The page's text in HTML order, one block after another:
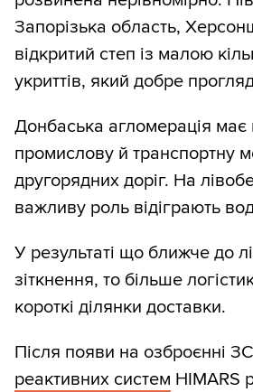
Запорізька область,
відкритий степ із малою
укриттів, який добре
Донбаська агломерація має
промислову й транспортну
другорядних доріг. На
важливу роль відіграють
У результаті що ближче до
зіткнення, то більше
короткі ділянки доставки.
Після появи на озброєнні
реактивних систем HIMARS